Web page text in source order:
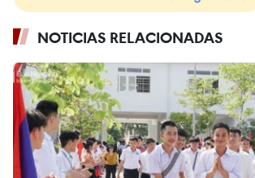
NOTICIAS RELACIONADAS